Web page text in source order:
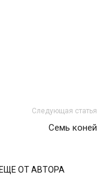
Следующая статья
Семь коней
ЕЩЕ ОТ АВТОРА